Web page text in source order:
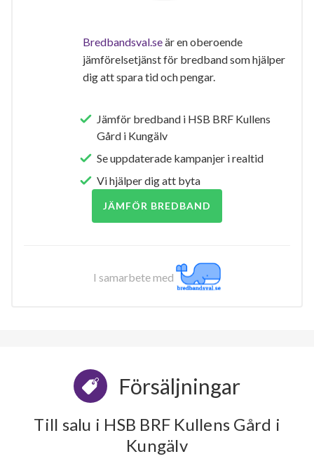
Bredbandsval.seär en oberoende
jämförelsetjänst för bredband som hjälper
dig att spara tid och pengar.
Jämför bredband i HSB BRF Kullens
Gård i Kungälv
Se uppdaterade kampanjer i realtid
Vi hjälper dig att byta
JÄMFÖR BREDBAND
I samarbete med
Försäljningar
Till salu i HSB BRF Kullens Gård i
Kungälv